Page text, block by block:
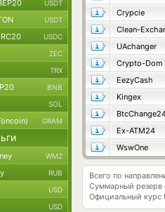
Crypcie
Clean-
UAchanger
Crypto-Dom
EezyCash
Kingex
Ex-ATM24
WswOne
Всего по
Суммарный резерв
Официальный курс
USDT
USDT
USDC
ZEC
TRX
BNB
SOL
GRAM
WMZ
RUB
USD
USD